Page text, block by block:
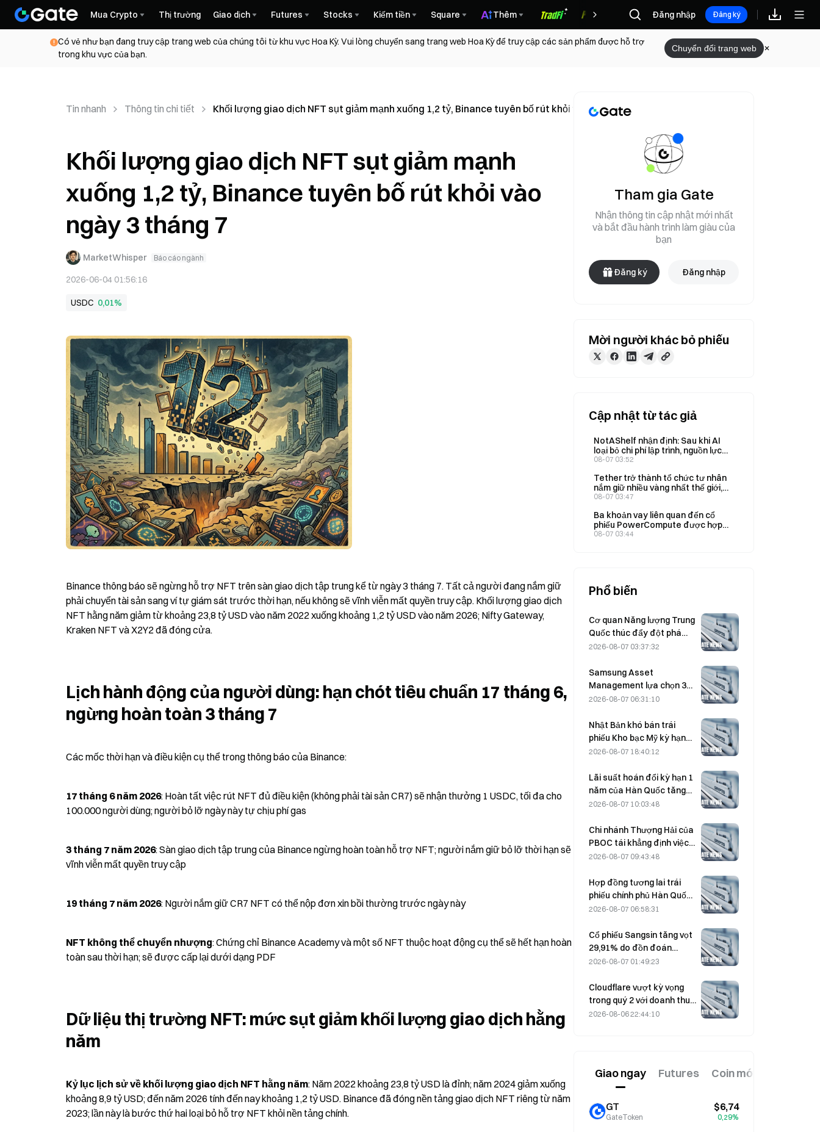
Mua Crypto Thị trường Giao dịch Futures Stocks Kiếm tiền Square Thêm Phần thưởng
Đăng nhập Đăng ký
Có vẻ như bạn đang truy cập trang web của chúng tôi từ khu vực Hoa Kỳ. Vui lòng chuyển sang trang web Hoa Kỳ để truy cập các sản phẩm được hỗ trợ
trong khu vực của bạn.
Chuyển đổi trang web
Tin nhanh Thông tin chi tiết Khối lượng giao dịch NFT sụt giảm mạnh xuống 1,2 tỷ, Binance tuyên bố rút khỏi vào ngày 3 tháng 7
Khối lượng giao dịch NFT sụt giảm mạnh
xuống 1,2 tỷ, Binance tuyên bố rút khỏi vào
ngày 3 tháng 7
MarketWhisper Báo cáo ngành
2026-06-04 01:56:16
USDC 0,01%
Binance thông báo sẽ ngừng hỗ trợ NFT trên sàn giao dịch tập trung kể từ ngày 3 tháng 7. Tất cả người đang nắm giữ
phải chuyển tài sản sang ví tự giám sát trước thời hạn, nếu không sẽ vĩnh viễn mất quyền truy cập. Khối lượng giao dịch
NFT hằng năm giảm từ khoảng 23,8 tỷ USD vào năm 2022 xuống khoảng 1,2 tỷ USD vào năm 2026; Nifty Gateway,
Kraken NFT và X2Y2 đã đóng cửa.
Lịch hành động của người dùng: hạn chót tiêu chuẩn 17 tháng 6,
ngừng hoàn toàn 3 tháng 7
Các mốc thời hạn và điều kiện cụ thể trong thông báo của Binance:
17 tháng 6 năm 2026: Hoàn tất việc rút NFT đủ điều kiện (không phải tài sản CR7) sẽ nhận thưởng 1 USDC, tối đa cho
100.000 người dùng; người bỏ lỡ ngày này tự chịu phí gas
3 tháng 7 năm 2026: Sàn giao dịch tập trung của Binance ngừng hoàn toàn hỗ trợ NFT; người nắm giữ bỏ lỡ thời hạn sẽ
vĩnh viễn mất quyền truy cập
19 tháng 7 năm 2026: Người nắm giữ CR7 NFT có thể nộp đơn xin bồi thường trước ngày này
NFT không thể chuyển nhượng: Chứng chỉ Binance Academy và một số NFT thuộc hoạt động cụ thể sẽ hết hạn hoàn
toàn sau thời hạn; sẽ được cấp lại dưới dạng PDF
Dữ liệu thị trường NFT: mức sụt giảm khối lượng giao dịch hằng
năm
Kỷ lục lịch sử về khối lượng giao dịch NFT hằng năm: Năm 2022 khoảng 23,8 tỷ USD là đỉnh; năm 2024 giảm xuống
khoảng 8,9 tỷ USD; đến năm 2026 tính đến nay khoảng 1,2 tỷ USD. Binance đã đóng nền tảng giao dịch NFT riêng từ năm
2023; lần này là bước thứ hai loại bỏ hỗ trợ NFT khỏi nền tảng chính.
Tham gia Gate
Nhận thông tin cập nhật mới nhất
và bắt đầu hành trình làm giàu của
bạn
Đăng ký Đăng nhập
Mời người khác bỏ phiếu
Cập nhật từ tác giả
NotAShelf nhận định: Sau khi AI
loại bỏ chi phí lập trình, nguồn lực
khan hiếm duy nhất là “gu thẩm
08-07 03:52
Tether trở thành tổ chức tư nhân
nắm giữ nhiều vàng nhất thế giới,
với tổng lượng vàng nắm giữ trong
08-07 03:47
Ba khoản vay liên quan đến cổ
phiếu PowerCompute được hợp
nhất thành một khoản vay trả gốc
08-07 03:44
Phổ biến
Cơ quan Năng lượng Trung
Quốc thúc đẩy đột phá
trong chất bán dẫn công
2026-08-07 03:37:32
Samsung Asset
Management lựa chọn 3
đối tác đầu tư mạo hiểm
KRW
2026-08-07 06:31:10
Nhật Bản khó bán trái
phiếu Kho bạc Mỹ kỳ hạn
trung hạn để can thiệp; tác
sẽ hạn chế.
2026-08-07 18:40:12
Lãi suất hoán đổi kỳ hạn 1
năm của Hàn Quốc tăng
2,00 điểm cơ bản, lên
8.
2026-08-07 10:03:48
Chi nhánh Thượng Hải của
PBOC tái khẳng định việc
trấn áp tiền mã hóa tại hội
tháng 8
2026-08-07 09:43:48
Hợp đồng tương lai trái
phiếu chính phủ Hàn Quốc
kỳ hạn 3 năm và 10 năm
trước phiên đấu giá vào
tuần tới.
2026-08-07 06:58:31
Cổ phiếu Sangsin tăng vọt
29,91% do đồn đoán
Sangsin Securities sẽ mua
Nonghyup
2026-08-07 01:49:23
Cloudflare vượt kỳ vọng
trong quý 2 với doanh thu
696,1 triệu USD, tăng 36%
2026-08-06 22:44:10
Giao ngay Futures Coin mới
GT
GateToken
$6,74
0,29%